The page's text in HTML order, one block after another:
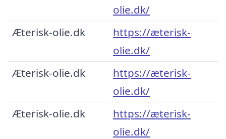
olie.dk/
Æterisk-olie.dk
https://æterisk-
olie.dk/
Æterisk-olie.dk
https://æterisk-
olie.dk/
Æterisk-olie.dk
https://æterisk-
olie.dk/